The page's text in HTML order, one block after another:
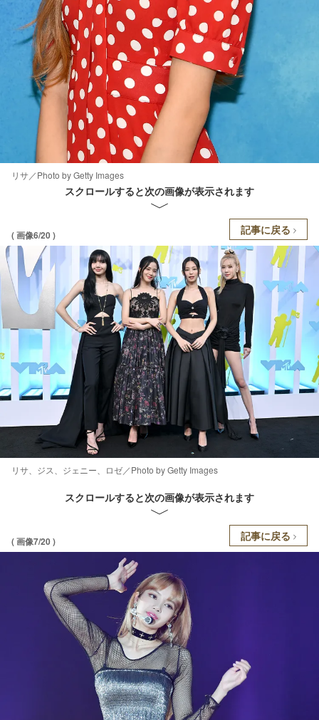
リサ／Photo by Getty Images
スクロールすると次の画像が表示されます
( 画像6/20 ) 記事に戻る
リサ、ジス、ジェニー、ロゼ／Photo by Getty Images
スクロールすると次の画像が表示されます
( 画像7/20 ) 記事に戻る